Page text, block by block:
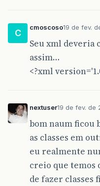
C
cmoscoso19 de fev.
Seu xml deveria
assim…
<?xml
nextuser19 de fev. de
bom naum ficou
as classes em
eu realmente
creio que temos
de fazer classes